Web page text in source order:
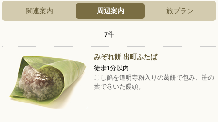
関連案内 周辺案内 旅プラン
7件
みぞれ餅 出町ふたば
徒歩1分以内
こし餡を道明寺粉入りの葛餅で包み、笹の
葉で巻いた饅頭。